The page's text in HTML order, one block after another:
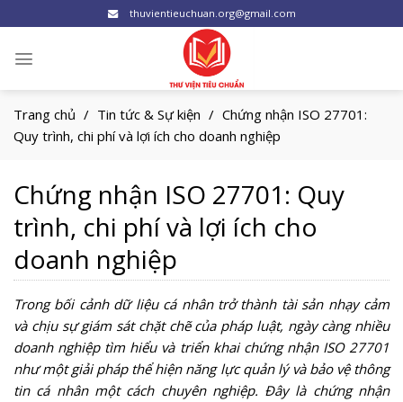
to
content
thuvientieuchuan.org@gmail.com
Trang chủ / Tin tức & Sự kiện / Chứng nhận ISO 27701:
Quy trình, chi phí và lợi ích cho doanh nghiệp
Chứng nhận ISO 27701: Quy
trình, chi phí và lợi ích cho
doanh nghiệp
Trong bối cảnh dữ liệu cá nhân trở thành tài sản nhạy cảm
và chịu sự giám sát chặt chẽ của pháp luật, ngày càng nhiều
doanh nghiệp tìm hiểu và triển khai chứng nhận ISO 27701
như một giải pháp thể hiện năng lực quản lý và bảo vệ thông
tin cá nhân một cách chuyên nghiệp. Đây là chứng nhận